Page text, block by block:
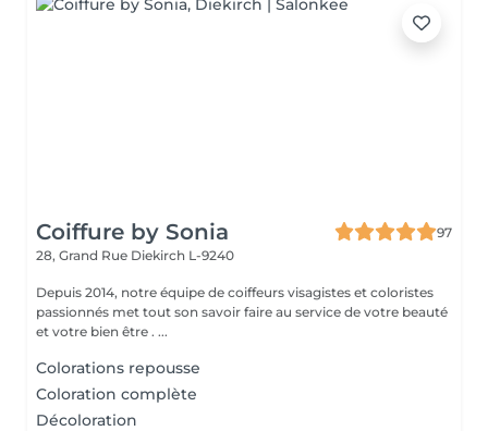
Coiffure by Sonia
97
28, Grand Rue Diekirch L-9240
Depuis 2014, notre équipe de coiffeurs visagistes et coloristes
passionnés met tout son savoir faire au service de votre beauté
et votre bien être . ...
Colorations repousse
Coloration complète
Décoloration